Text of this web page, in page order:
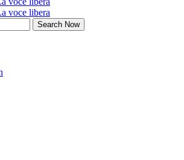
Search Now